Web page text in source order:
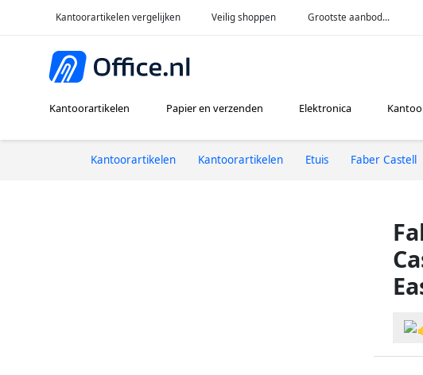
Kantoorartikelen vergelijken Veilig shoppen Grootste aanbod...
Kantoorartikelen Papier en verzenden Elektronica
Kantoorartikelen Kantoorartikelen Etuis Faber Castell